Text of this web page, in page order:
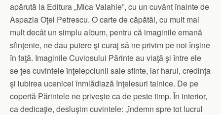
apărută la Editura „Mica Valahie”, cu un cuvânt înainte de
Aspazia Oţel Petrescu. O carte de căpătâi, cu mult mai
mult decât un simplu album, pentru că imaginile emană
sfinţenie, ne dau putere şi curaj să ne privim pe noi înşine
în faţă. Imaginile Cuviosului Părinte au viaţă şi între ele
se ţes cuvintele înţelepciunii sale sfinte, iar harul, credinţa
şi iubirea ucenicei înmlădiază înţelesuri tainice. De pe
copertă Părintele ne priveşte ca de peste timp. În interior,
ca dedicaţie, desluşim cuvintele: „îndemn spre tot lucrul